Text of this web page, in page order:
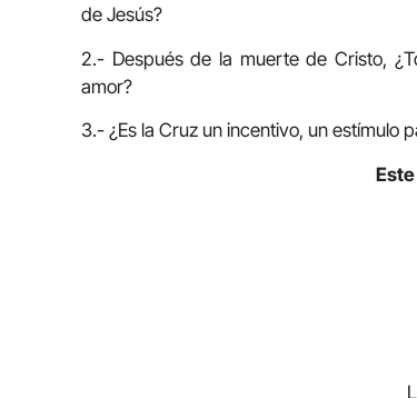
de Jesús?
2.- Después de la muerte de Cristo,
amor?
3.- ¿Es la Cruz un incentivo, un estímulo